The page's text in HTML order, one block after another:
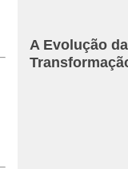
A Evolução